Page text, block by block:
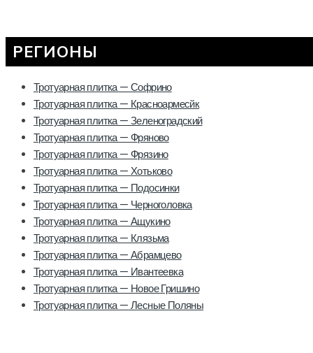
РЕГИОНЫ
Тротуарная плитка — Софрино
Тротуарная плитка — Красноармесйк
Тротуарная плитка — Зеленоградский
Тротуарная плитка — Фряново
Тротуарная плитка — Фрязино
Тротуарная плитка — Хотьково
Тротуарная плитка — Подосинки
Тротуарная плитка — Черноголовка
Тротуарная плитка — Ащукино
Тротуарная плитка — Клязьма
Тротуарная плитка — Абрамцево
Тротуарная плитка — Ивантеевка
Тротуарная плитка — Новое Гришино
Тротуарная плитка — Лесные Поляны